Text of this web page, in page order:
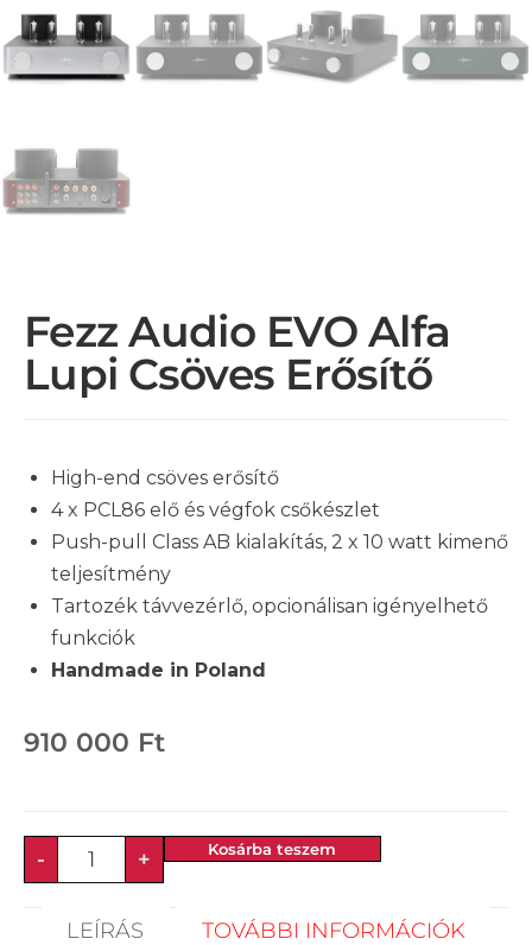
Fezz Audio EVO Alfa
Lupi Csöves Erősítő
High-end csöves erősítő
4 x PCL86 elő és végfok csőkészlet
Push-pull Class AB kialakítás, 2 x 10 watt kimenő
teljesítmény
Tartozék távvezérlő, opcionálisan igényelhető
funkciók
Handmade in Poland
910 000 Ft
- + Kosárba teszem
LEÍRÁS TOVÁBBI INFORMÁCIÓK